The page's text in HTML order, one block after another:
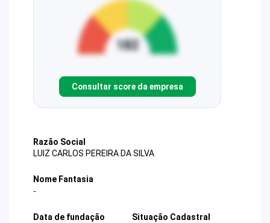
Consultar score da empresa
Razão Social
LUIZ CARLOS PEREIRA DA SILVA
Nome Fantasia
-
Data de fundação
Situação Cadastral